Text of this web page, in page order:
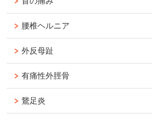
腰椎ヘルニア
外反母趾
有痛性外脛骨
鵞足炎